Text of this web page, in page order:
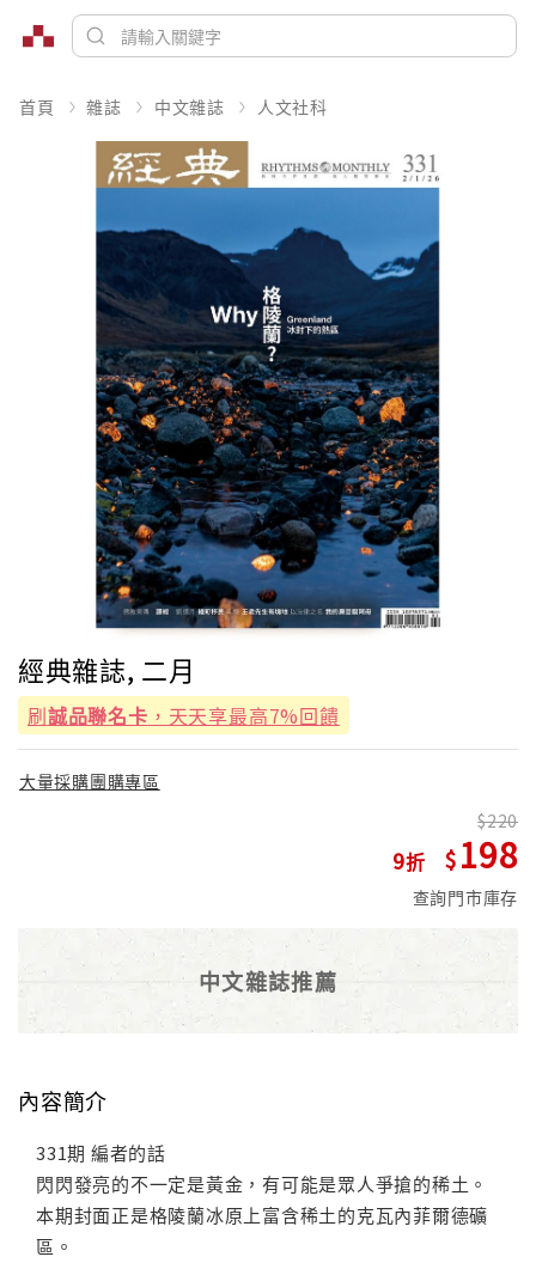
首頁 雜誌 中文雜誌 人文社科
經典雜誌, 二月
刷誠品聯名卡 ，天天享最高7%回饋
大量採購團購專區
9
220
198
查詢門市庫存
中文雜誌推薦
內容簡介
331期 編者的話
閃閃發亮的不一定是黃金，有可能是眾人爭搶的稀土。
本期封面正是格陵蘭冰原上富含稀土的克瓦內菲爾德礦
區。